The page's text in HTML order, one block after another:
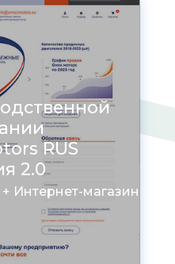
RUS
2.0
Интернет-магазин